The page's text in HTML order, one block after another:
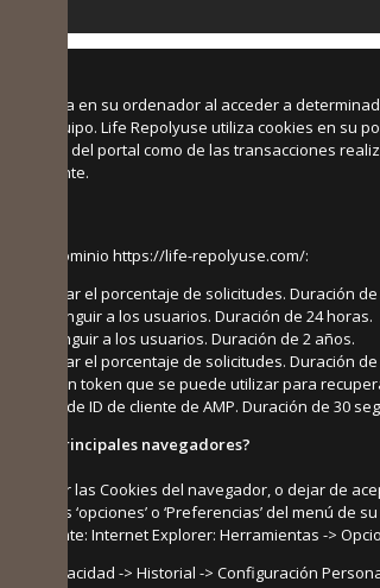
descarga en su ordenador al acceder a
de su equipo. Life Repolyuse utiliza cookies en
tanto del portal como de las transacciones
en el dominio https://life-repolyuse.com/:
para limitar el porcentaje de solicitudes. Duración
para distinguir a los usuarios. Duración de 24 horas.
distinguir a los usuarios. Duración de 2 años.
para limitar el porcentaje de solicitudes. Duración
Incluye un token que se puede utilizar para
servicio de ID de cliente de AMP. Duración de 30
en los principales navegadores?
aceptar las Cookies del navegador, o dejar de
en las ‘opciones’ o ‘Preferencias’ del menú
siguiente: Internet Explorer: Herramientas ->
-> Privacidad -> Historial -> Configuración